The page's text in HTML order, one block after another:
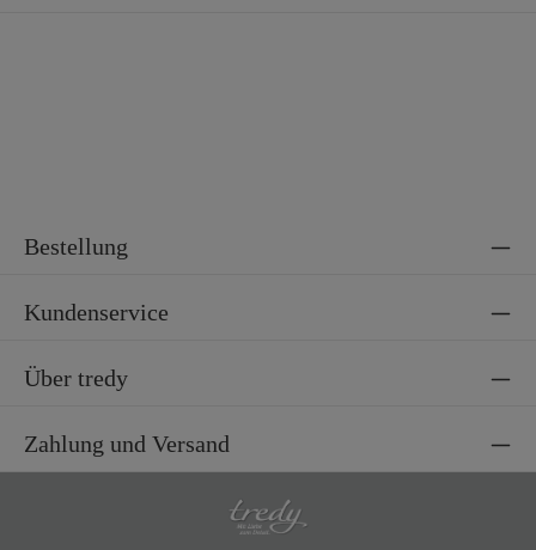
Bestellung
Kundenservice
Über tredy
Zahlung und Versand